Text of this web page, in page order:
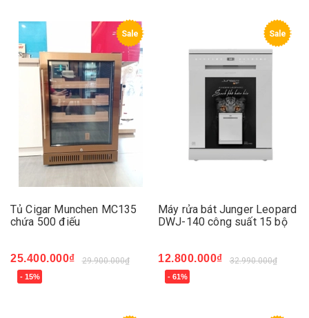
Sale
Tủ Cigar Munchen MC135
chứa 500 điếu
25.400.000₫ 29.900.000₫
- 15%
Sale
Máy rửa bát Junger Leopard
DWJ-140 công suất 15 bộ
12.800.000₫ 32.990.000₫
- 61%